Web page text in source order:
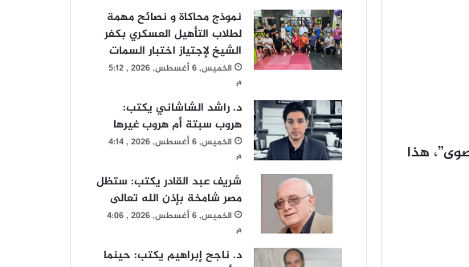
هذا
نموذج محاكاة و نصائح مهمة
لطلاب التأهيل العسكري بكفر
الشيخ لإجتياز اختبار السمات
الخميس, 6 أغسطس, 2026 , 5:12
م
د. راشد الشاشاني يكتب:
هروب سبتة أم هروب غيرها
الخميس, 6 أغسطس, 2026 , 4:14
م
شريف عبد القادر يكتب: ستظل
مصر شامخة بإذن الله تعالى
الخميس, 6 أغسطس, 2026 , 4:06
م
د. ناجح إبراهيم يكتب: حينما